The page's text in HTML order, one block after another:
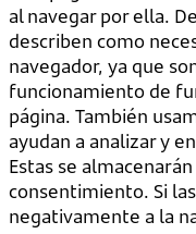
al navegar por ella.
describen como
navegador, ya que
funcionamiento de
página. También
ayudan a analizar y
Estas se
consentimiento. Si
negativamente a la